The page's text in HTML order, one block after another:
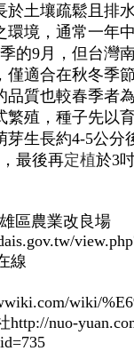
於土壤疏鬆且排
環境，通常一年
的9月，但台灣
僅適合在秋冬季
品質也較春季者
繁殖，種子先以
芽生長約4-5公分
最後再定植於3
區農業改良場
線
wiki/
http://nuo-